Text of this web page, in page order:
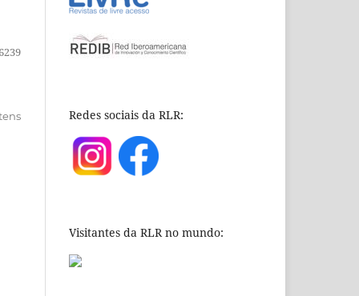
Redes sociais da RLR:
Visitantes da RLR no mundo: